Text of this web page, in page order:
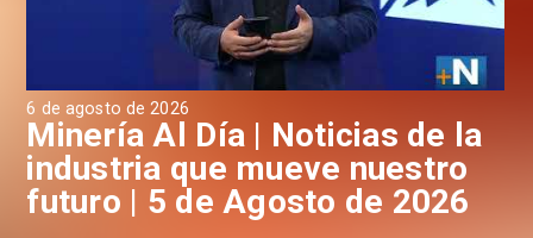
4 de agosto de 2026
Minería Al Día | Noticias de la
industria que mueve nuestro
futuro | 4 de Agosto de 2026